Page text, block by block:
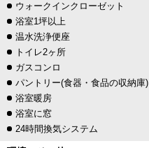
ウォークインクローゼット
浴室1坪以上
温水洗浄便座
トイレ2ヶ所
ガスコンロ
パントリー(食器・食品の収納庫)
浴室暖房
浴室に窓
24時間換気システム